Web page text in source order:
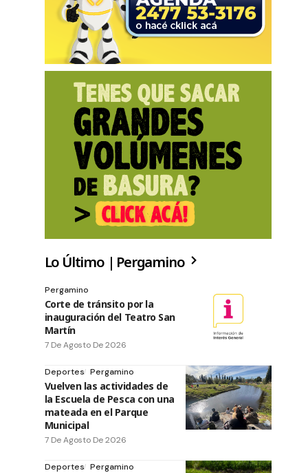
Lo Último | Pergamino
Pergamino
Corte de tránsito por la
inauguración del Teatro San
Martín
7 De Agosto De 2026
Deportes Pergamino
Vuelven las actividades de
la Escuela de Pesca con una
mateada en el Parque
Municipal
7 De Agosto De 2026
Deportes Pergamino